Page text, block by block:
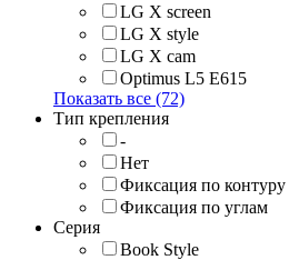
LG X screen
LG X style
LG Х cam
Optimus L5 E615
Показать все (72)
Тип крепления
-
Нет
Фиксация по контуру
Фиксация по углам
Серия
Book Style